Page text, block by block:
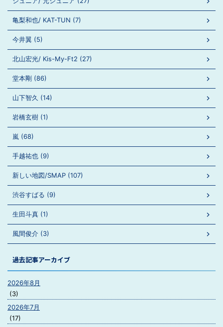
亀梨和也/ KAT-TUN (7)
今井翼 (5)
北山宏光/ Kis-My-Ft2 (27)
堂本剛 (86)
山下智久 (14)
岩橋玄樹 (1)
嵐 (68)
手越祐也 (9)
新しい地図/SMAP (107)
渋谷すばる (9)
生田斗真 (1)
風間俊介 (3)
過去記事アーカイブ
2026年8月
(3)
2026年7月
(17)